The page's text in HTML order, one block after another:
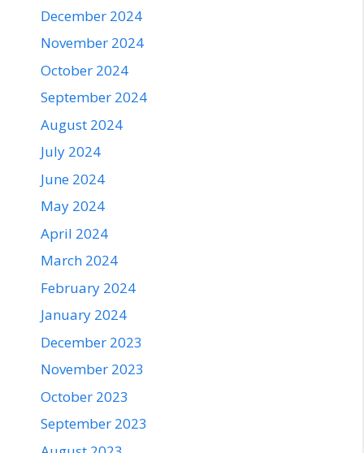
December 2024
November 2024
October 2024
September 2024
August 2024
July 2024
June 2024
May 2024
April 2024
March 2024
February 2024
January 2024
December 2023
November 2023
October 2023
September 2023